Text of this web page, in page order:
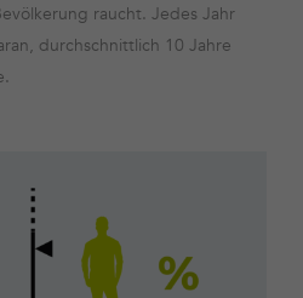
raucht. Jedes Jahr
durchschnittlich 10 Jahre